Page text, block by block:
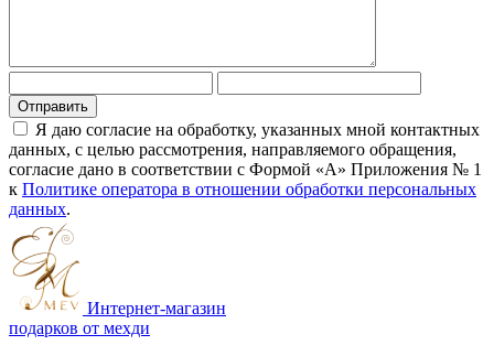
Я даю согласие на обработку, указанных мной контактных
данных, с целью рассмотрения, направляемого обращения,
согласие дано в соответствии с Формой «А» Приложения № 1
к Политике оператора в отношении обработки персональных
данных.
Интернет-магазин
подарков от мехди